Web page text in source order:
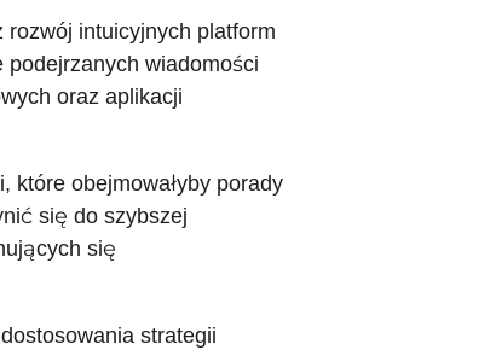
intuicyjnych platform
podejrzanych wiadomości
oraz aplikacji
które obejmowałyby porady
się do szybszej
się
strategii